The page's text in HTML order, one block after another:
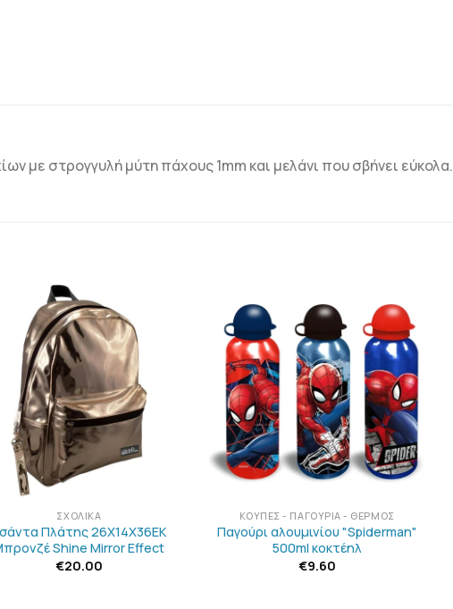
με στρογγυλή μύτη πάχους 1mm και μελάνι που σβήνει εύκολα.
ΠΡΟΣΘΉΚΗ
ΣΤΗΝ
ΛΊΣΤΑ
ΕΠΙΘΥΜΙΏΝ
ΣΧΟΛΙΚΆ
Πλάτης 26Χ14Χ36ΕΚ
Shine Mirror Effect
€20.00
ΠΡΟΣΘΉΚΗ
ΣΤΗΝ
ΛΊΣΤΑ
ΕΠΙΘΥΜΙΏΝ
ΚΟΎΠΕΣ - ΠΑΓΟΎΡΙΑ - ΘΕΡΜΌΣ
Παγούρι αλουμινίου "Spiderman"
500ml κοκτέηλ
€9.60